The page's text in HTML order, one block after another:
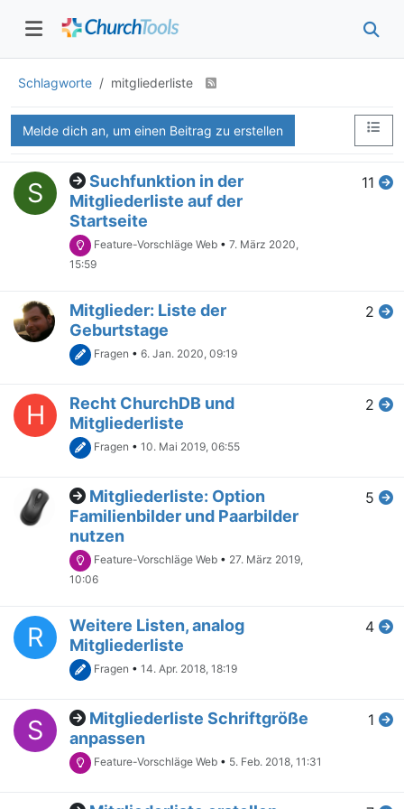
Schlagworte mitgliederliste
Melde dich an, um einen Beitrag zu erstellen
S
Suchfunktion in der
Mitgliederliste auf der
Startseite
Feature-Vorschläge Web • 7. März 2020,
15:59
11
Mitglieder: Liste der
Geburtstage
Fragen • 6. Jan. 2020, 09:19
2
H
Recht ChurchDB und
Mitgliederliste
Fragen • 10. Mai 2019, 06:55
2
Mitgliederliste: Option
Familienbilder und Paarbilder
nutzen
Feature-Vorschläge Web • 27. März 2019,
10:06
5
R
Weitere Listen, analog
Mitgliederliste
Fragen • 14. Apr. 2018, 18:19
4
S
Mitgliederliste Schriftgröße
anpassen
Feature-Vorschläge Web • 5. Feb. 2018, 11:31
1